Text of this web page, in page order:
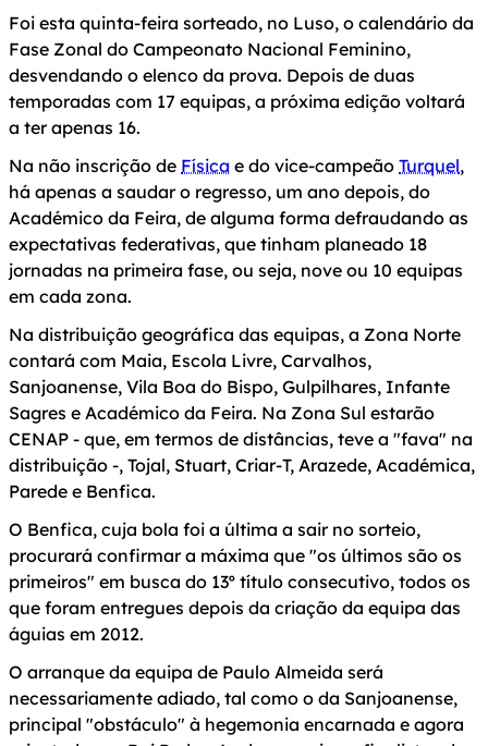
Foi esta quinta-feira sorteado, no Luso, o calendário da
Fase Zonal do Campeonato Nacional Feminino,
desvendando o elenco da prova. Depois de duas
temporadas com 17 equipas, a próxima edição voltará
a ter apenas 16.
Na não inscrição de Física e do vice-campeão Turquel,
há apenas a saudar o regresso, um ano depois, do
Académico da Feira, de alguma forma defraudando as
expectativas federativas, que tinham planeado 18
jornadas na primeira fase, ou seja, nove ou 10 equipas
em cada zona.
Na distribuição geográfica das equipas, a Zona Norte
contará com Maia, Escola Livre, Carvalhos,
Sanjoanense, Vila Boa do Bispo, Gulpilhares, Infante
Sagres e Académico da Feira. Na Zona Sul estarão
CENAP - que, em termos de distâncias, teve a "fava" na
distribuição -, Tojal, Stuart, Criar-T, Arazede, Académica,
Parede e Benfica.
O Benfica, cuja bola foi a última a sair no sorteio,
procurará confirmar a máxima que "os últimos são os
primeiros" em busca do 13º título consecutivo, todos os
que foram entregues depois da criação da equipa das
águias em 2012.
O arranque da equipa de Paulo Almeida será
necessariamente adiado, tal como o da Sanjoanense,
principal "obstáculo" à hegemonia encarnada e agora